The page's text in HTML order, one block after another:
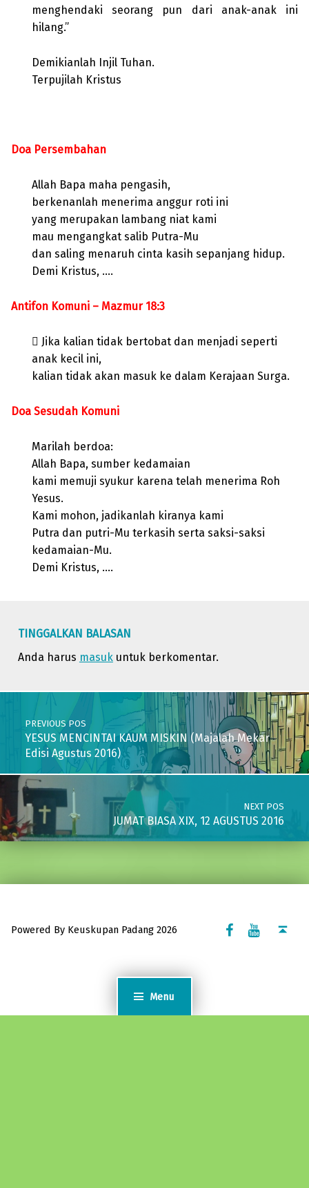
Menu
menghendaki seorang pun dari anak-anak ini
hilang.”
Demikianlah Injil Tuhan.
Terpujilah Kristus
Doa Persembahan
Allah Bapa maha pengasih,
berkenanlah menerima anggur roti ini
yang merupakan lambang niat kami
mau mengangkat salib Putra-Mu
dan saling menaruh cinta kasih sepanjang hidup.
Demi Kristus, ….
Antifon Komuni – Mazmur 18:3
 Jika kalian tidak bertobat dan menjadi seperti
anak kecil ini,
kalian tidak akan masuk ke dalam Kerajaan Surga.
Doa Sesudah Komuni
Marilah berdoa:
Allah Bapa, sumber kedamaian
kami memuji syukur karena telah menerima Roh
Yesus.
Kami mohon, jadikanlah kiranya kami
Putra dan putri-Mu terkasih serta saksi-saksi
kedamaian-Mu.
Demi Kristus, ….
TINGGALKAN BALASAN
Anda harus masukuntuk berkomentar.
Post navigation
PREVIOUS POS
YESUS MENCINTAI KAUM MISKIN (Majalah Mekar
Edisi Agustus 2016)
NEXT POS
JUMAT BIASA XIX, 12 AGUSTUS 2016
Powered By Keuskupan Padang 2026